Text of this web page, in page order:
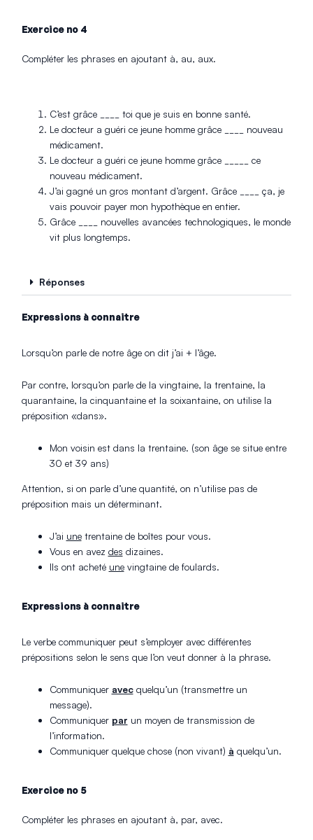
Exercice no 4
Compléter les phrases en ajoutant à, au, aux.
C’est grâce ____ toi que je suis en bonne santé.
Le docteur a guéri ce jeune homme grâce ____ nouveau
médicament.
Le docteur a guéri ce jeune homme grâce _____ ce
nouveau médicament.
J’ai gagné un gros montant d’argent. Grâce ____ ça, je
vais pouvoir payer mon hypothèque en entier.
Grâce ____ nouvelles avancées technologiques, le monde
vit plus longtemps.
Réponses
Expressions à connaitre
Lorsqu’on parle de notre âge on dit j’ai + l’âge.
Par contre, lorsqu’on parle de la vingtaine, la trentaine, la
quarantaine, la cinquantaine et la soixantaine, on utilise la
préposition «dans».
Mon voisin est dans la trentaine. (son âge se situe entre
30 et 39 ans)
Attention, si on parle d’une quantité, on n’utilise pas de
préposition mais un déterminant.
J’ai unetrentaine de boîtes pour vous.
Vous en avez des dizaines.
Ils ont acheté unevingtaine de foulards.
Expressions à connaitre
Le verbe communiquer peut s’employer avec différentes
prépositions selon le sens que l’on veut donner à la phrase.
Communiquer avecquelqu’un (transmettre un
message).
Communiquer par un moyen de transmission de
l’information.
Communiquer quelque chose (non vivant) à quelqu’un.
Exercice no 5
Compléter les phrases en ajoutant à, par, avec.